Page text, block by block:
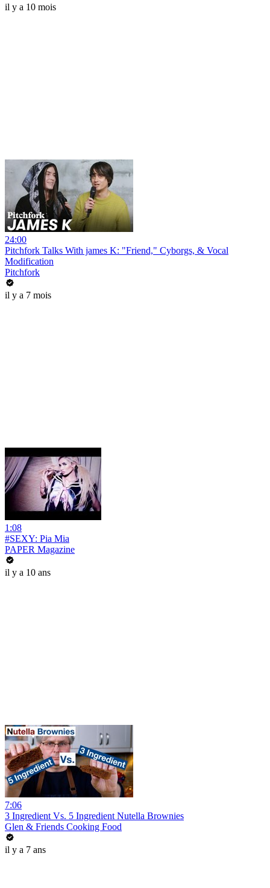
il y a 10 mois
24:00
Pitchfork Talks With james K: "Friend," Cyborgs, & Vocal
Modification
Pitchfork
il y a 7 mois
1:08
#SEXY: Pia Mia
PAPER Magazine
il y a 10 ans
7:06
3 Ingredient Vs. 5 Ingredient Nutella Brownies
Glen & Friends Cooking Food
il y a 7 ans